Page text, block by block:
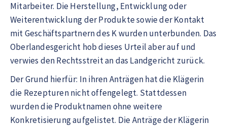
Mitarbeiter. Die Herstellung, Entwicklung oder
Weiterentwicklung der Produkte sowie der Kontakt
mit Geschäftspartnern des K wurden unterbunden. Das
Oberlandesgericht hob dieses Urteil aber auf und
verwies den Rechtsstreit an das Landgericht zurück.
Der Grund hierfür: In ihren Anträgen hat die Klägerin
die Rezepturen nicht offengelegt. Stattdessen
wurden die Produktnamen ohne weitere
Konkretisierung aufgelistet. Die Anträge der Klägerin